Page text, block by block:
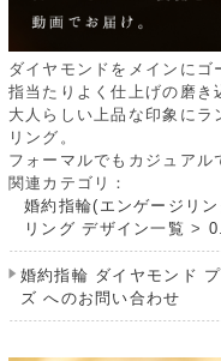
ダイヤモンドをメインにゴ
指当たりよく仕上げの磨き
大人らしい上品な印象にラ
リング。
フォーマルでもカジュアル
関連カテゴリ：
婚約指輪(エンゲージリ
リング デザイン一覧 >
婚約指輪 ダイヤモンド
ズ へのお問い合わせ